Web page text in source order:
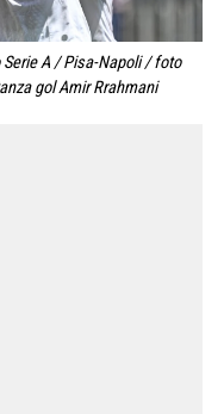
A / Pisa-Napoli / foto
gol Amir Rrahmani